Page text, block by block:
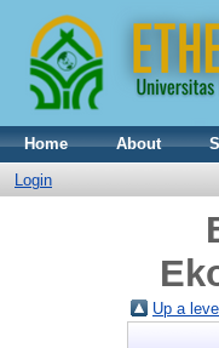
Home About
Login
Up a level